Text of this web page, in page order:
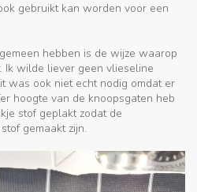
gebruikt kan worden voor een
hebben is de wijze waarop
Ik wilde liever geen vlieseline
was ook niet echt nodig omdat er
hoogte van de knoopsgaten heb
stof geplakt zodat de
gemaakt zijn.